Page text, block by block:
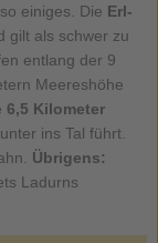
so einiges. Die Erl-
gilt als schwer zu
entlang der 9
Meereshöhe
6,5 Kilometer
ins Tal führt.
Übrigens:
Ladurns